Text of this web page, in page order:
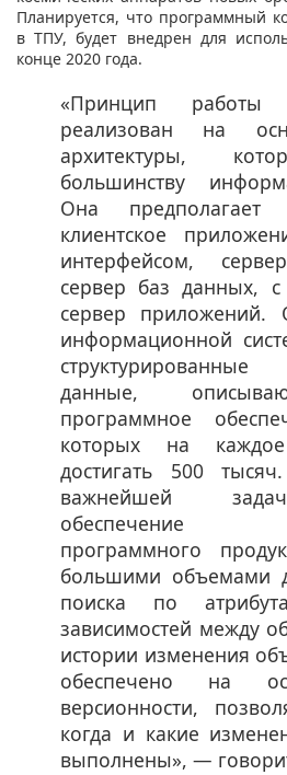
Планируется, что программный
в ТПУ, будет внедрен для
конце 2020 года.
«Принцип
реализован на
архитектуры,
большинству
Она предполагает
клиентское
интерфейсом,
сервер баз данных,
сервер приложений.
информационной
данные,
программное
которых на
достигать 500
важнейшей
обеспечение
программного
большими объемами
поиска по
зависимостей между
истории изменения
обеспечено на
версионности,
когда и какие
выполнены», —